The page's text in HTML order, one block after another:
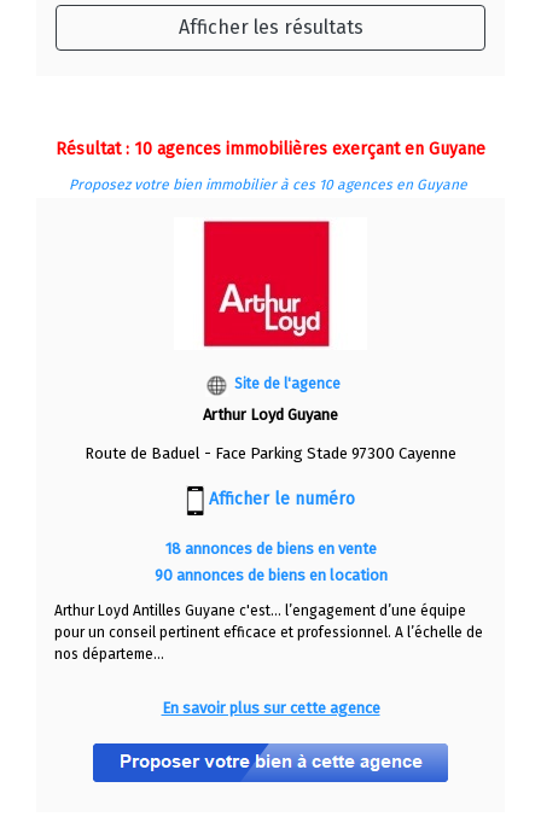
Afficher les résultats
Résultat : 10 agences immobilières exerçant en Guyane
Proposez votre bien immobilier à ces 10 agences en Guyane
Site de l'agence
Arthur Loyd Guyane
Route de Baduel - Face Parking Stade 97300 Cayenne
18 annonces de biens en vente
Afficher le numéro
90 annonces de biens en location
Arthur Loyd Antilles Guyane c'est... l’engagement d’une équipe
pour un conseil pertinent efficace et professionnel. A l’échelle de
nos départeme...
En savoir plus sur cette agence